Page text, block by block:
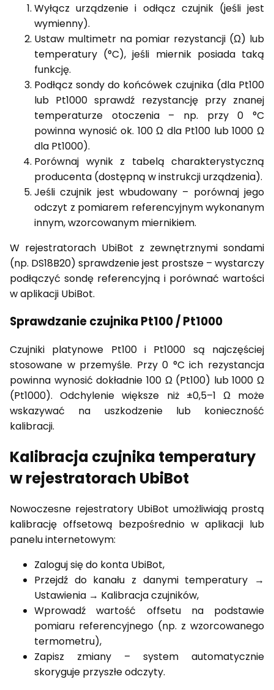
Wyłącz urządzenie i odłącz czujnik (jeśli jest
wymienny).
Ustaw multimetr na pomiar rezystancji (Ω) lub
temperatury (°C), jeśli miernik posiada taką
funkcję.
Podłącz sondy do końcówek czujnika (dla Pt100
lub Pt1000 sprawdź rezystancję przy znanej
temperaturze otoczenia – np. przy 0 °C
powinna wynosić ok. 100 Ω dla Pt100 lub 1000 Ω
dla Pt1000).
Porównaj wynik z tabelą charakterystyczną
producenta (dostępną w instrukcji urządzenia).
Jeśli czujnik jest wbudowany – porównaj jego
odczyt z pomiarem referencyjnym wykonanym
innym, wzorcowanym miernikiem.
W rejestratorach UbiBot z zewnętrznymi sondami
(np. DS18B20) sprawdzenie jest prostsze – wystarczy
podłączyć sondę referencyjną i porównać wartości
w aplikacji UbiBot.
Sprawdzanie czujnika Pt100 / Pt1000
Czujniki platynowe Pt100 i Pt1000 są najczęściej
stosowane w przemyśle. Przy 0 °C ich rezystancja
powinna wynosić dokładnie 100 Ω (Pt100) lub 1000 Ω
(Pt1000). Odchylenie większe niż ±0,5–1 Ω może
wskazywać na uszkodzenie lub konieczność
kalibracji.
Kalibracja czujnika temperatury
w rejestratorach UbiBot
Nowoczesne rejestratory UbiBot umożliwiają prostą
kalibrację offsetową bezpośrednio w aplikacji lub
panelu internetowym:
Zaloguj się do konta UbiBot,
Przejdź do kanału z danymi temperatury →
Ustawienia → Kalibracja czujników,
Wprowadź wartość offsetu na podstawie
pomiaru referencyjnego (np. z wzorcowanego
termometru),
Zapisz zmiany – system automatycznie
skoryguje przyszłe odczyty.